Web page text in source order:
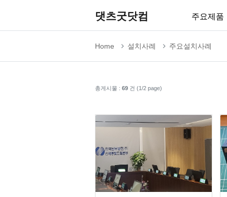
댓츠굿닷컴 주요제품
Home 설치사례 주요설치사례
총게시물 : 69 건 (1/2 page)
1126 1 0